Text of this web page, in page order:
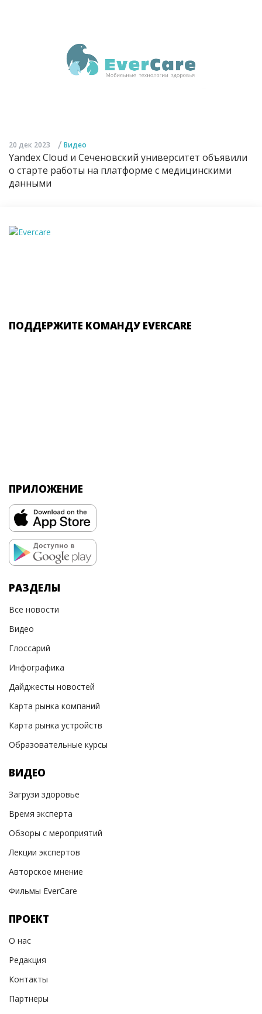
20 дек 2023 / Видео
Yandex Cloud и Сеченовский университет объявили
о старте работы на платформе с медицинскими
данными
ПОДДЕРЖИТЕ КОМАНДУ EVERCARE
ПРИЛОЖЕНИЕ
РАЗДЕЛЫ
Все новости
Видео
Глоссарий
Инфографика
Дайджесты новостей
Карта рынка компаний
Карта рынка устройств
Образовательные курсы
ВИДЕО
Загрузи здоровье
Время эксперта
Обзоры с мероприятий
Лекции экспертов
Авторское мнение
Фильмы EverCare
ПРОЕКТ
О нас
Редакция
Контакты
Партнеры